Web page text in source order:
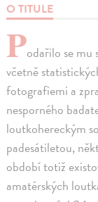
O TITULE
Podařilo se
včetně
fotografiemi a
nesporného
loutkohereckým
padesátiletou,
období totiž
amatérských